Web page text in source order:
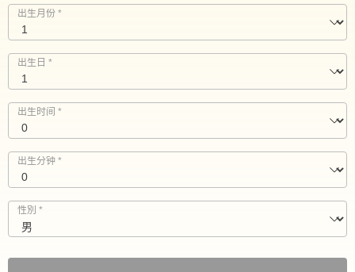
出生月份 *
出生日 *
出生时间 *
出生分钟 *
性別 *